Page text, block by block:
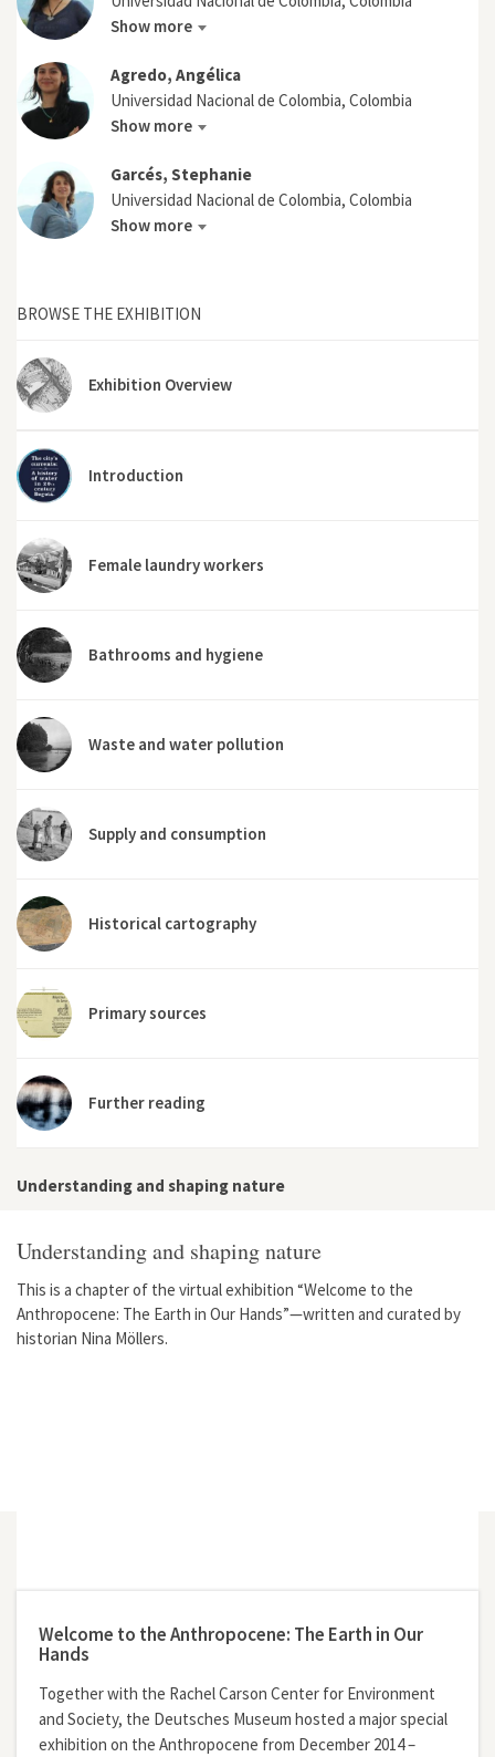
Show more
Agredo, Angélica
Universidad Nacional de Colombia, Colombia
Show more
Garcés, Stephanie
Universidad Nacional de Colombia, Colombia
Show more
BROWSE THE EXHIBITION
Exhibition Overview
Introduction
Female laundry workers
Bathrooms and hygiene
Waste and water pollution
Supply and consumption
Historical cartography
Primary sources
Further reading
Understanding and shaping nature
Understanding and shaping nature
This is a chapter of the virtual exhibition “Welcome to the
Anthropocene: The Earth in Our Hands”—written and curated by
historian Nina Möllers.
Welcome to the Anthropocene: The Earth in Our
Hands
Together with the Rachel Carson Center for Environment
and Society, the Deutsches Museum hosted a major special
exhibition on the Anthropocene from December 2014 –